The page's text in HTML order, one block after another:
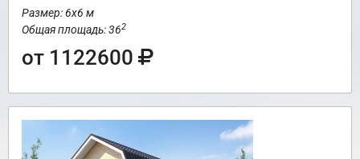
Размер: 6х6 м
Общая площадь: 362
от 1122600